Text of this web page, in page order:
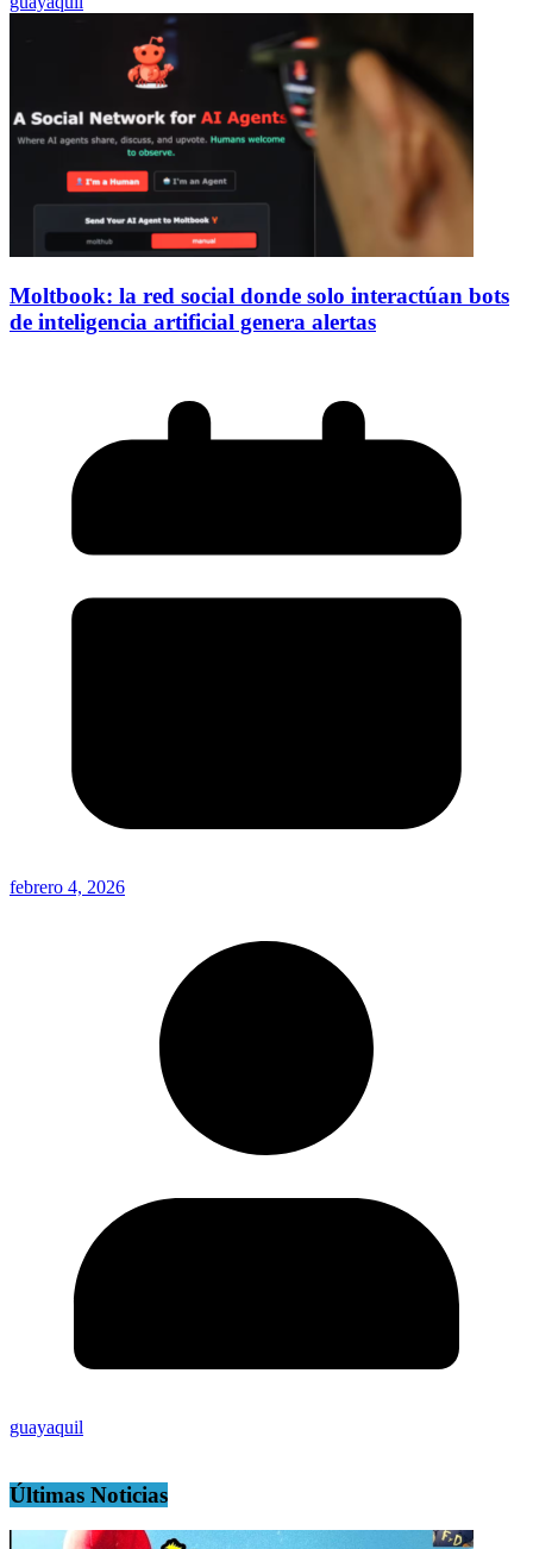
Moltbook: la red social donde solo interactúan bots
de inteligencia artificial genera alertas
febrero 4, 2026
guayaquil
Últimas Noticias